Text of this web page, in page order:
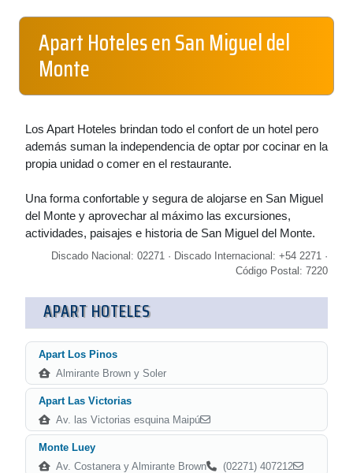
Apart Hoteles en San Miguel del
Monte
Los Apart Hoteles brindan todo el confort de un hotel pero
además suman la independencia de optar por cocinar en la
propia unidad o comer en el restaurante.
Una forma confortable y segura de alojarse en San Miguel
del Monte y aprovechar al máximo las excursiones,
actividades, paisajes e historia de San Miguel del Monte.
Discado Nacional: 02271 · Discado Internacional: +54 2271 ·
Código Postal: 7220
APART HOTELES
Apart Los Pinos
Almirante Brown y Soler
Apart Las Victorias
Av. las Victorias esquina Maipú
Monte Luey
Av. Costanera y Almirante Brown
(02271) 407212